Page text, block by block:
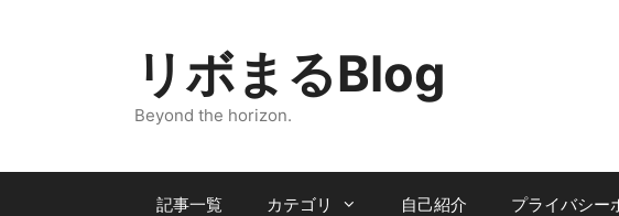
ス
リボまるBlog
Beyond the horizon.
記事一覧 カテゴリ 自己紹介 プライバシー